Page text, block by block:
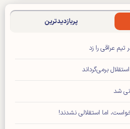
پربازدیدترین
عراقی را زد
برمی‌گرداند
شد
اما استقلالی نشدند!